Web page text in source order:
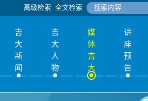
高级检索 全文检索
吉
大
新
闻
吉
大
人
物
媒
体
吉
大
讲
座
预
告